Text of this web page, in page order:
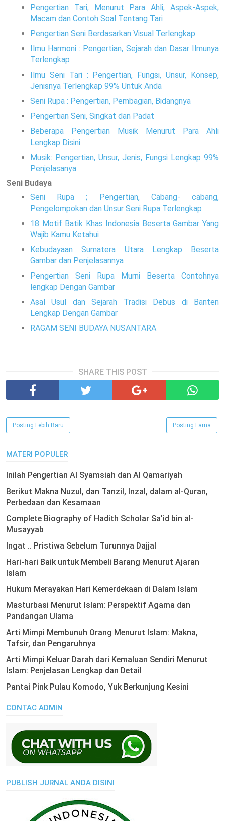
Pengertian Tari, Menurut Para Ahli, Aspek-Aspek,
Macam dan Contoh Soal Tentang Tari
Pengertian Seni Berdasarkan Visual Terlengkap
Ilmu Harmoni : Pengertian, Sejarah dan Dasar Ilmunya
Terlengkap
Ilmu Seni Tari : Pengertian, Fungsi, Unsur, Konsep,
Jenisnya Terlengkap 99% Untuk Anda
Seni Rupa : Pengertian, Pembagian, Bidangnya
Pengertian Seni, Singkat dan Padat
Beberapa Pengertian Musik Menurut Para Ahli
Lengkap Disini
Musik: Pengertian, Unsur, Jenis, Fungsi Lengkap 99%
Penjelasanya
Seni Budaya
Seni Rupa ; Pengertian, Cabang- cabang,
Pengelompokan dan Unsur Seni Rupa Terlengkap
18 Motif Batik Khas Indonesia Beserta Gambar Yang
Wajib Kamu Ketahui
Kebudayaan Sumatera Utara Lengkap Beserta
Gambar dan Penjelasannya
Pengertian Seni Rupa Murni Beserta Contohnya
lengkap Dengan Gambar
Asal Usul dan Sejarah Tradisi Debus di Banten
Lengkap Dengan Gambar
RAGAM SENI BUDAYA NUSANTARA
SHARE THIS POST
Posting Lebih Baru Posting Lama
MATERI POPULER
Inilah Pengertian Al Syamsiah dan Al Qamariyah
Berikut Makna Nuzul, dan Tanzil, Inzal, dalam al-Quran,
Perbedaan dan Kesamaan
Complete Biography of Hadith Scholar Sa'id bin al-
Musayyab
Ingat .. Pristiwa Sebelum Turunnya Dajjal
Hari-hari Baik untuk Membeli Barang Menurut Ajaran
Islam
Hukum Merayakan Hari Kemerdekaan di Dalam Islam
Masturbasi Menurut Islam: Perspektif Agama dan
Pandangan Ulama
Arti Mimpi Membunuh Orang Menurut Islam: Makna,
Tafsir, dan Pengaruhnya
Arti Mimpi Keluar Darah dari Kemaluan Sendiri Menurut
Islam: Penjelasan Lengkap dan Detail
Pantai Pink Pulau Komodo, Yuk Berkunjung Kesini
CONTAC ADMIN
PUBLISH JURNAL ANDA DISINI